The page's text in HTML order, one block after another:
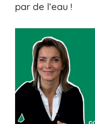
par de l’eau !